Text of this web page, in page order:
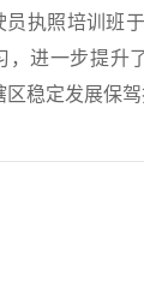
执照培训班
，进一步提升
稳定发展保驾